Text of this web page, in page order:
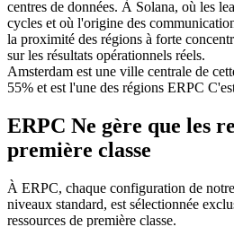
centres de données. À Solana, où les
cycles et où l'origine des
la proximité des régions à forte
sur les résultats opérationnels réels.
Amsterdam est une ville centrale de
55% et est l'une des régions ERPC
ERPC Ne gère que les
première classe
À ERPC, chaque configuration de
niveaux standard, est sélectionnée
ressources de première classe.